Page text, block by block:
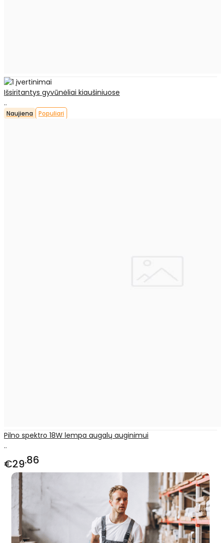
Išsiritantys gyvūnėliai kiaušiniuose
..
Naujiena Populiari
Pilno spektro 18W lempa augalų auginimui
..
€29 86